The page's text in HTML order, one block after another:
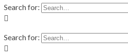
Search for:
Search for: